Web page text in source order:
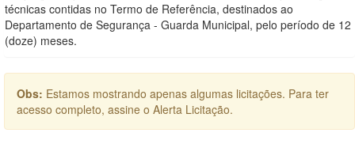
técnicas contidas no Termo de Referência, destinados ao
Departamento de Segurança - Guarda Municipal, pelo período de 12
(doze) meses.
Obs: Estamos mostrando apenas algumas licitações. Para ter
acesso completo, assine o Alerta Licitação.